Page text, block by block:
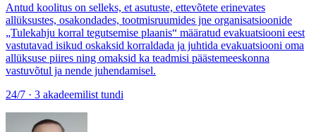
Antud koolitus on selleks, et asutuste, ettevõtete erinevates
allüksustes, osakondades, tootmisruumides jne organisatsioonide
„Tulekahju korral tegutsemise plaanis“ määratud evakuatsiooni eest
vastutavad isikud oskaksid korraldada ja juhtida evakuatsiooni oma
allüksuse piires ning omaksid ka teadmisi päästemeeskonna
vastuvõtul ja nende juhendamisel.
24/7 · 3 akadeemilist tundi